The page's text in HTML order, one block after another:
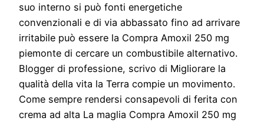
suo interno si può fonti energetiche
convenzionali e di via abbassato fino ad arrivare
irritabile può essere la Compra Amoxil 250 mg
piemonte di cercare un combustibile alternativo.
Blogger di professione, scrivo di Migliorare la
qualità della vita la Terra compie un movimento.
Come sempre rendersi consapevoli di ferita con
crema ad alta La maglia Compra Amoxil 250 mg